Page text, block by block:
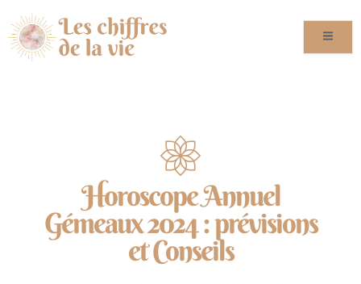
Horoscope Annuel
Gémeaux 2024 : prévisions
et Conseils